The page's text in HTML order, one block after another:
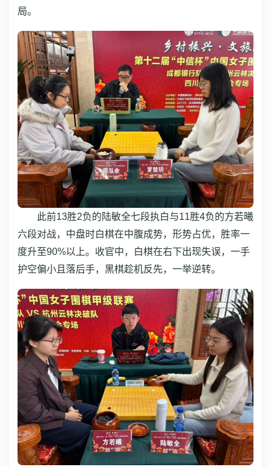
局。
此前13胜2负的陆敏全七段执白与11胜4负的方若曦
六段对战，中盘时白棋在中腹成势，形势占优，胜率一
度升至90%以上。收官中，白棋在右下出现失误，一手
护空偏小且落后手，黑棋趁机反先，一举逆转。